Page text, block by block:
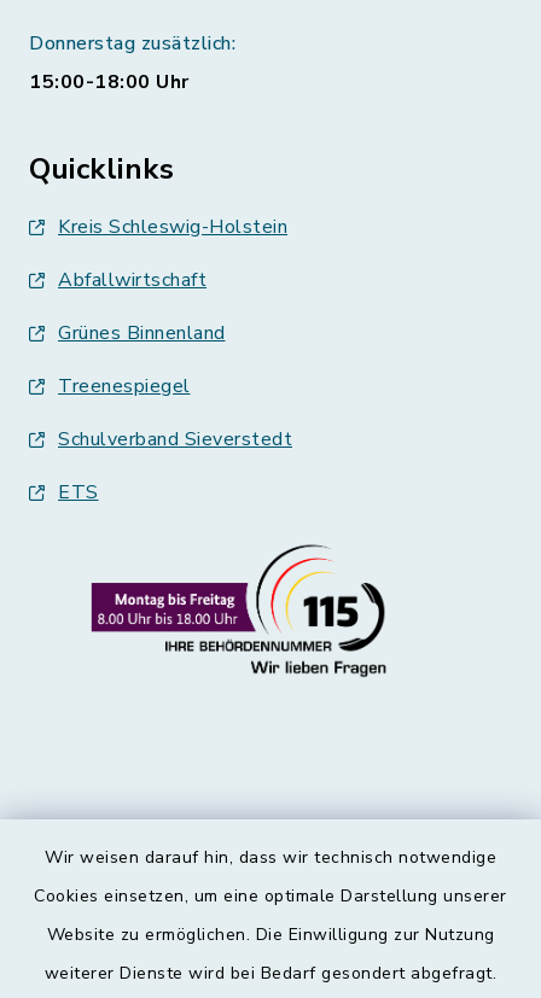
Wir weisen darauf hin, dass wir technisch notwendige
Cookies einsetzen, um eine optimale Darstellung unserer
Website zu ermöglichen. Die Einwilligung zur Nutzung
weiterer Dienste wird bei Bedarf gesondert abgefragt.
Donnerstag zusätzlich:
15:00-18:00 Uhr
Quicklinks
Kreis Schleswig-Holstein
Abfallwirtschaft
Grünes Binnenland
Treenespiegel
Schulverband Sieverstedt
ETS
Kontakt